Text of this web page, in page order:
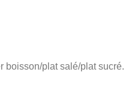
boisson/plat salé/plat sucré.